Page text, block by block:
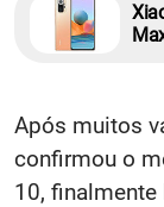
Após muitos
confirmou o
10,